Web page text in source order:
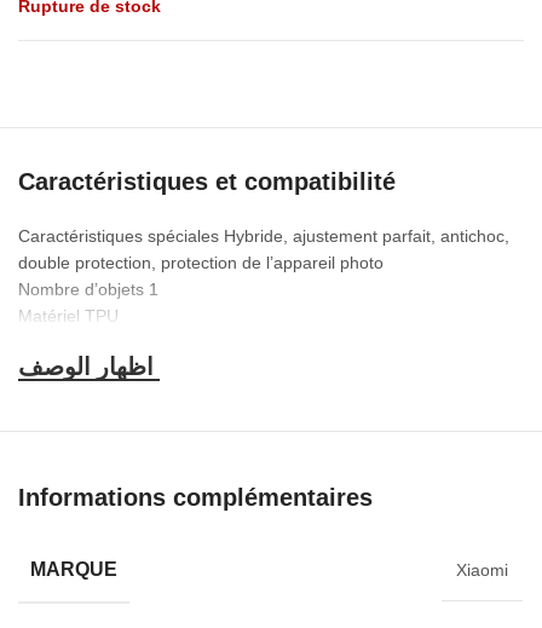
Rupture de stock
Caractéristiques et compatibilité
Caractéristiques spéciales Hybride, ajustement parfait, antichoc,
double protection, protection de l’appareil photo
Nombre d’objets ‎1
Matériel ‎TPU
Fabricant ‎COLLECTIONS WESTERN
Informations complémentaires
MARQUE Xiaomi